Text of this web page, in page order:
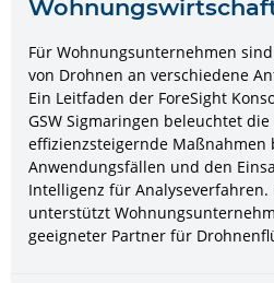
Für Wohnungsunternehmen
von Drohnen an verschiedene
Ein Leitfaden der ForeSight
GSW Sigmaringen beleuchtet die
effizienzsteigernde Maßnahmen
Anwendungsfällen und den
Intelligenz für Analyseverfahren.
unterstützt
geeigneter Partner für